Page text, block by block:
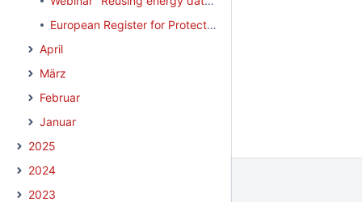
European Register for Protected Data (ERDP) - zentrales Verzeichnis für nicht-offene öffentliche Daten
April
März
Februar
Januar
2025
2024
2023